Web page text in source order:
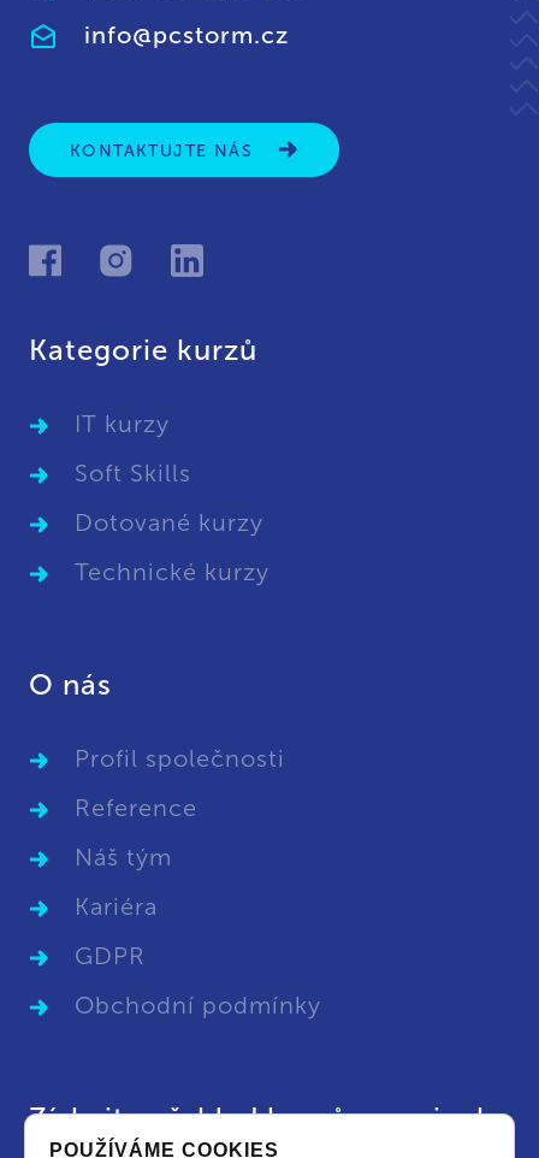
info@pcstorm.cz
KONTAKTUJTE NÁS
Kategorie kurzů
IT kurzy
Soft Skills
Dotované kurzy
Technické kurzy
O nás
Profil společnosti
Reference
Náš tým
Kariéra
GDPR
Obchodní podmínky
Získejte přehled kurzů a novinek
POUŽÍVÁME COOKIES